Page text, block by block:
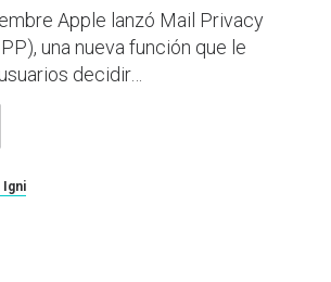
Apple lanzó Mail Privacy
una nueva función que le
decidir…
Igni